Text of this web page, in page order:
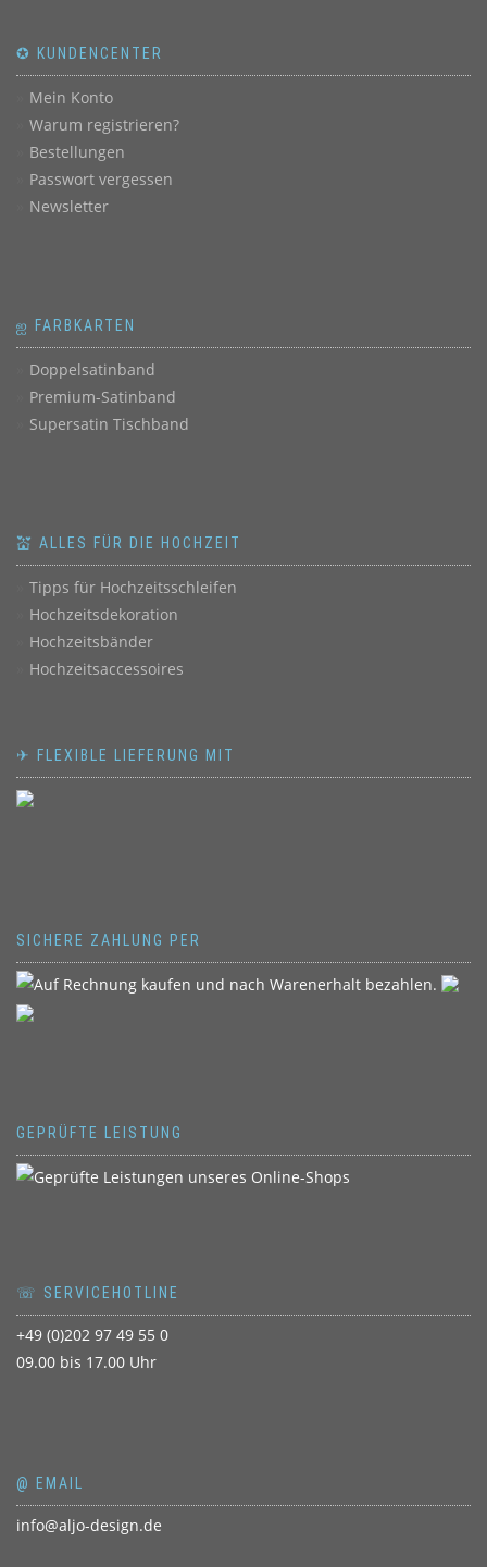
✪ KUNDENCENTER
Mein Konto
Warum registrieren?
Bestellungen
Passwort vergessen
Newsletter
ஐ FARBKARTEN
Doppelsatinband
Premium-Satinband
Supersatin Tischband
💒 ALLES FÜR DIE HOCHZEIT
Tipps für Hochzeitsschleifen
Hochzeitsdekoration
Hochzeitsbänder
Hochzeitsaccessoires
✈ FLEXIBLE LIEFERUNG MIT
SICHERE ZAHLUNG PER
GEPRÜFTE LEISTUNG
☏ SERVICEHOTLINE
+49 (0)202 97 49 55 0
09.00 bis 17.00 Uhr
@ EMAIL
info@aljo-design.de